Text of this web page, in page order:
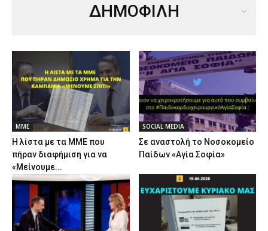
ΔΗΜΟΦΙΛΗ
ΜΜΕ
Η λίστα με τα ΜΜΕ που
πήραν διαφήμιση για να
«Μείνουμε...
SOCIAL MEDIA
Σε αναστολή το Νοσοκομείο
Παίδων «Αγία Σοφία»